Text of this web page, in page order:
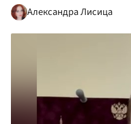
Александра Лисица